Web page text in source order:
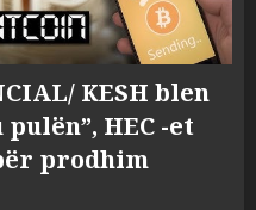
KESH blen
HEC -et
prodhim